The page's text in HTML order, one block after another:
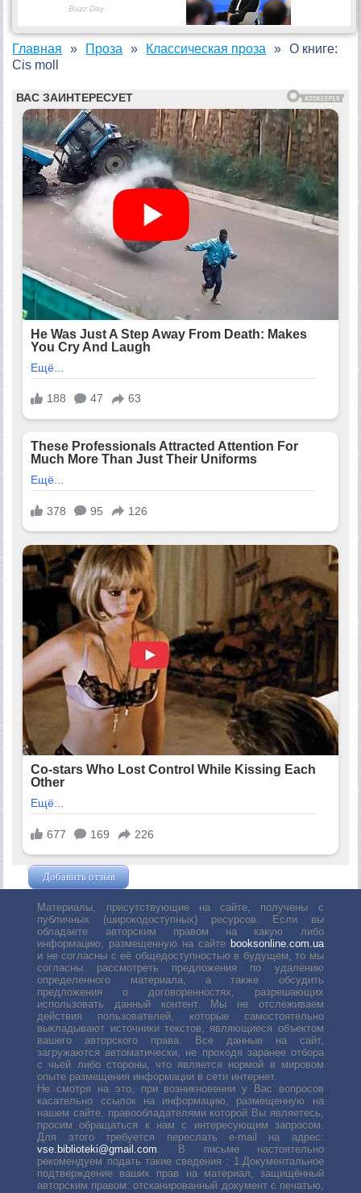
Главная Проза Классическая проза
О книге:
Cis moll
Добавить отзыв
Материалы, присутствующие на сайте, получены с
публичных (широкодоступных) ресурсов. Если вы
обладаете авторским правом на какую либо
информацию, размещенную на сайте booksonline.com.ua
и не согласны с её общедоступностью в будущем, то мы
согласны рассмотреть предложения по удалению
определенного материала, а также обсудить
предложения о договоренностях, разрешающих
использовать данный контент. Мы не отслеживаем
действия пользователей, которые самостоятельно
выкладывают источники текстов, являющиеся объектом
вашего авторского права. Все данные на сайт,
загружаются автоматически, не проходя заранее отбора
с чьей либо стороны, что является нормой в мировом
опыте размещения информации в сети интернет.
Не смотря на это, при возникновении у Вас вопросов
касательно ссылок на информацию, размещенную на
нашем сайте, правообладателями которой Вы являетесь,
просим обращаться к нам с интересующим запросом.
Для этого требуется переслать е-mail на адрес:
vse.biblioteki@gmail.com . В письме настоятельно
рекомендуем подать такие сведения : 1.Документальное
подтверждение ваших прав на материал, защищённый
авторским правом: отсканированный документ с печатью,